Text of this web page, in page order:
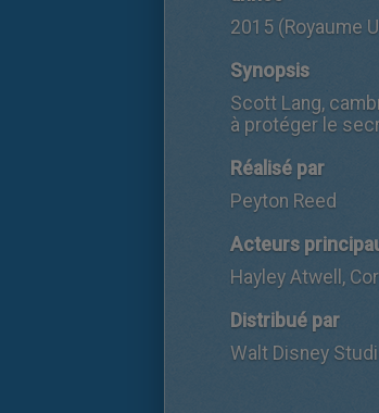
2015 (Royaume
Synopsis
Scott Lang,
à protéger le
Réalisé par
Peyton Reed
Acteurs
Hayley Atwell,
Distribué par
Walt Disney